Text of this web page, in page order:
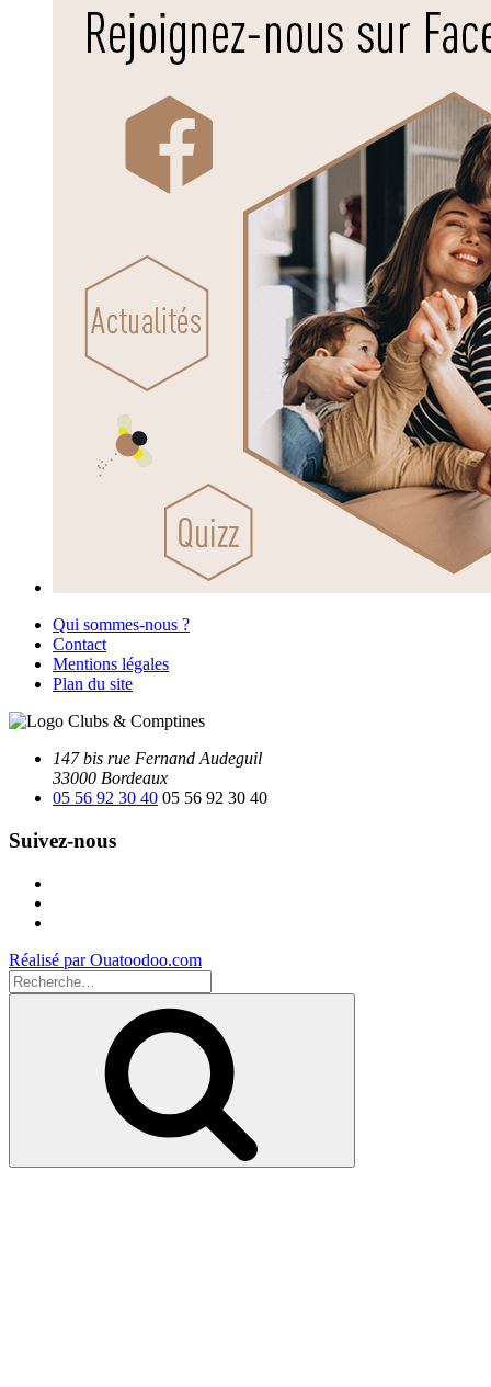
Qui sommes-nous ?
Contact
Mentions légales
Plan du site
147 bis rue Fernand Audeguil
33000 Bordeaux
05 56 92 30 40 05 56 92 30 40
Suivez-nous
Réalisé par Ouatoodoo.com
Recherche
pour